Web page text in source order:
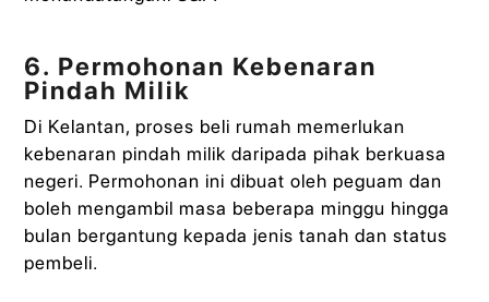
6. Permohonan Kebenaran
Pindah Milik
Di Kelantan, proses beli rumah memerlukan
kebenaran pindah milik daripada pihak berkuasa
negeri. Permohonan ini dibuat oleh peguam dan
boleh mengambil masa beberapa minggu hingga
bulan bergantung kepada jenis tanah dan status
pembeli.